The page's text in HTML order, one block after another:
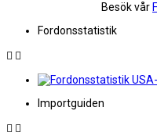
Besök vår
Fordonsstatistik
Importguiden